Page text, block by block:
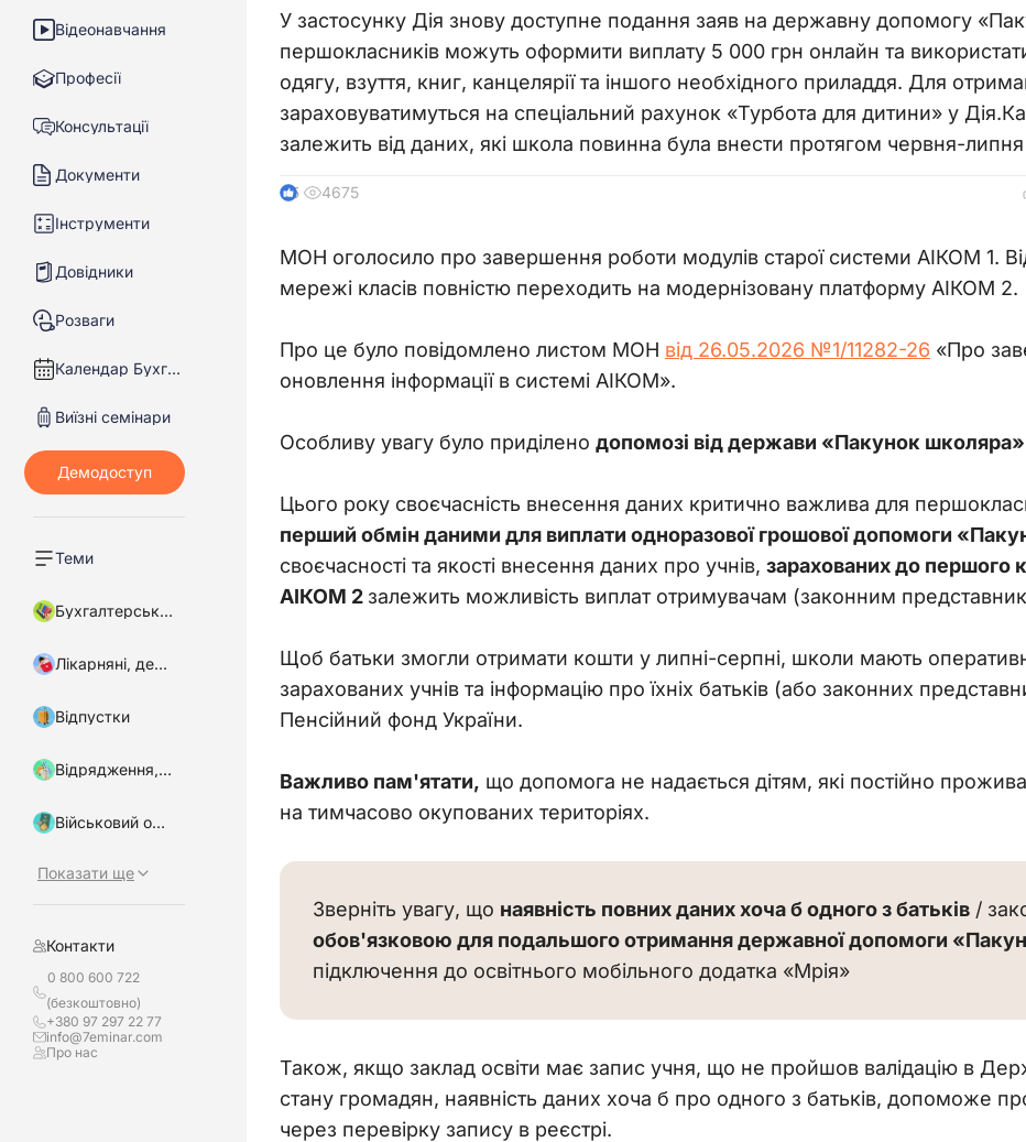
Відеонавчання
Професії
Консультації
Документи
Інструменти
Довідники
Розваги
Календар Бухгалтера
Виїзні семінари
Теми
Бухгалтерський облік
Лікарняні, декретні
Відпустки
Відрядження, підзвітні кошти
Військовий облік, бронювання
Показати ще
Контакти
0 800 600 722
(безкоштовно)
+380 97 297 22 77
info@7eminar.com
Про нас
У застосунку Дія знову доступне подання заяв на державну допомогу
першокласників можуть оформити виплату 5 000 грн онлайн та
одягу, взуття, книг, канцелярії та іншого необхідного приладдя. Для
зараховуватимуться на спеціальний рахунок «Турбота для дитини» у
залежить від даних, які школа повинна була внести протягом червня-
5 4675
МОН оголосило про завершення роботи модулів старої системи АІКОМ 1.
мережі класів повністю переходить на модернізовану платформу АІКОМ 2.
Про це було повідомлено листом МОН від 26.05.2026 №1/11282-26 «Про
оновлення інформації в системі АІКОМ».
Особливу увагу було приділено допомозі від держави «Пакунок
Цього року своєчасність внесення даних критично важлива для
перший обмін даними для виплати одноразової грошової допомоги
своєчасності та якості внесення даних про учнів, зарахованих до першого
АІКОМ 2 залежить можливість виплат отримувачам (законним
Щоб батьки змогли отримати кошти у липні-серпні, школи мають
зарахованих учнів та інформацію про їхніх батьків (або законних
Пенсійний фонд України.
Важливо пам'ятати, що допомога не надається дітям, які постійно
на тимчасово окупованих територіях.
Зверніть увагу, що наявність повних даних хоча б одного з батьків /
обов'язковою для подальшого отримання державної допомоги
підключення до освітнього мобільного додатка «Мрія»
Також, якщо заклад освіти має запис учня, що не пройшов валідацію в
стану громадян, наявність даних хоча б про одного з батьків, допоможе
через перевірку запису в реєстрі.